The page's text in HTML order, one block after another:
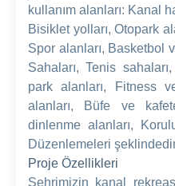
kullanım alanları: Kanal
Bisiklet yolları, Otopark
Spor alanları, Basketbol
Sahaları, Tenis
park alanları, Fitness
alanları, Büfe ve
dinlenme alanları,
Düzenlemeleri
Proje Özellikleri
Şehrimizin kanal